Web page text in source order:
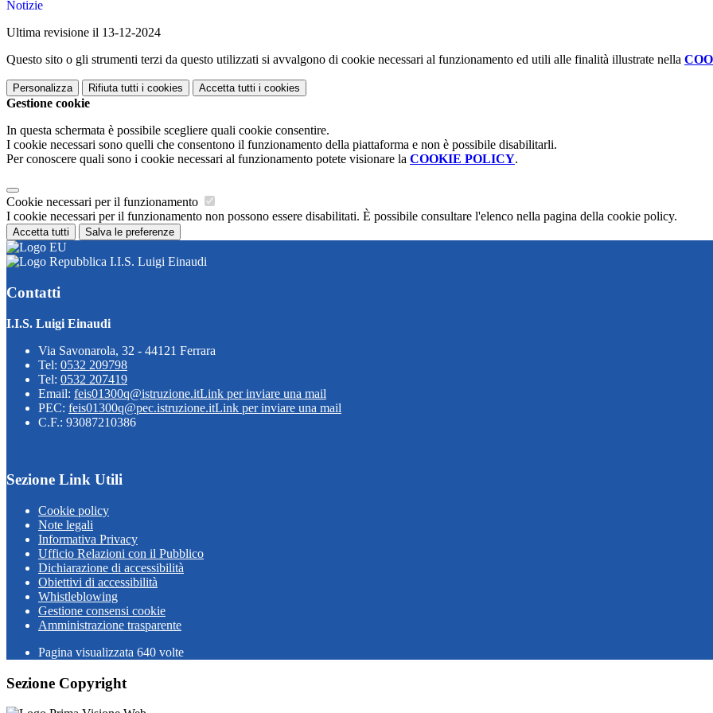
Notizie
Ultima revisione il 13-12-2024
Questo sito o gli strumenti terzi da questo utilizzati si avvalgono di cookie necessari al funzionamento ed utili alle finalità illustrate nella
Personalizza Rifiuta tutti i cookies Accetta tutti i cookies
Gestione cookie
In questa schermata è possibile scegliere quali cookie consentire.
I cookie necessari sono quelli che consentono il funzionamento della piattaforma e non è possibile disabilitarli.
Per conoscere quali sono i cookie necessari al funzionamento potete visionare la COOKIE POLICY.
Cookie necessari per il funzionamento
I cookie necessari per il funzionamento non possono essere disabilitati. È possibile consultare l'elenco nella pagina della cookie policy.
Accetta tutti Salva le preferenze
I.I.S. Luigi Einaudi
Contatti
I.I.S. Luigi Einaudi
Via Savonarola, 32 - 44121 Ferrara
Tel: 0532 209798
Tel: 0532 207419
Email: feis01300q@istruzione.itLink per inviare una mail
PEC: feis01300q@pec.istruzione.itLink per inviare una mail
C.F.: 93087210386
Sezione Link Utili
Cookie policy
Note legali
Informativa Privacy
Ufficio Relazioni con il Pubblico
Dichiarazione di accessibilità
Obiettivi di accessibilità
Whistleblowing
Gestione consensi cookie
Amministrazione trasparente
Pagina visualizzata 640 volte
Sezione Copyright